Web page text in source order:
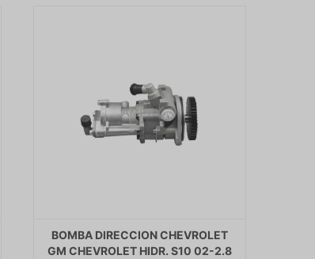
BOMBA DIRECCION CHEVROLET
GM CHEVROLET HIDR. S10 02-2.8